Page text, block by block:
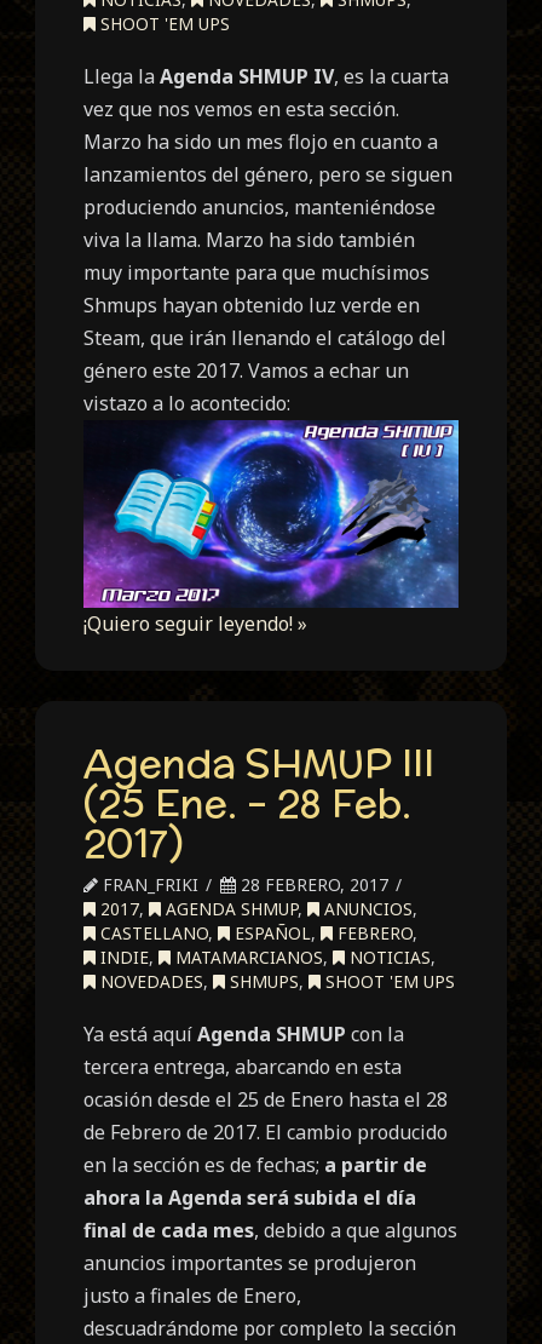
SHOOT 'EM UPS
Llega laAgenda SHMUP IV, es la cuarta
vez que nos vemos en esta sección.
Marzo ha sido un mes flojo en cuanto a
lanzamientos del género, pero se siguen
produciendo anuncios, manteniéndose
viva la llama. Marzo ha sido también
muy importante para que muchísimos
Shmups hayan obtenido luz verde en
Steam, que irán llenando el catálogo del
género este 2017. Vamos a echar un
vistazo a lo acontecido:
¡Quiero seguir leyendo! »
Agenda SHMUP III
(25 Ene. – 28 Feb.
2017)
FRAN_FRIKI
28 FEBRERO, 2017
2017, AGENDA SHMUP, ANUNCIOS,
CASTELLANO, ESPAÑOL, FEBRERO,
INDIE, MATAMARCIANOS, NOTICIAS,
NOVEDADES, SHMUPS, SHOOT 'EM UPS
Ya está aquíAgenda SHMUP con la
tercera entrega, abarcando en esta
ocasión desde el 25 de Enero hasta el 28
de Febrero de 2017. El cambio producido
en la sección es de fechas; a partir de
ahora la Agenda será subida el día
final de cada mes, debido a que algunos
anuncios importantes se produjeron
justo a finales de Enero,
descuadrándome por completo la sección